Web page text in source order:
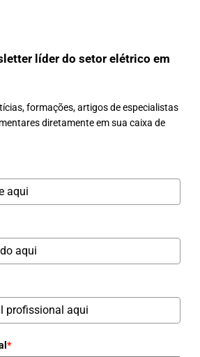
líder do setor elétrico em
formações, artigos de especialistas
diretamente em sua caixa de
*